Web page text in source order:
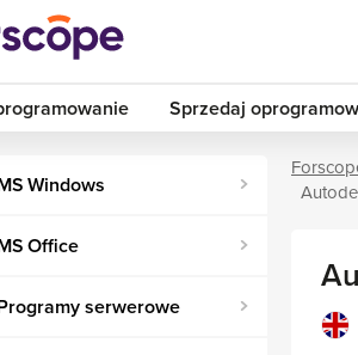
Sprzedaj
Windows
Office
serwerowe